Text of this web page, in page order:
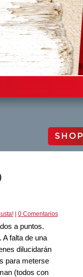
SHOP
| 0 Comentarios
a puntos.
falta de una
dilucidarán
para meterse
(todos con